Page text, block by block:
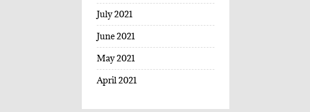
July 2021
June 2021
May 2021
April 2021